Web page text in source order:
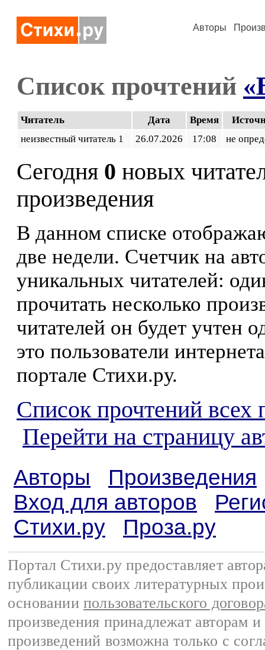
Авторы
Список прочтений
Читатель Дата Время
неизвестный читатель 1
26.07.2026 17:08 не
Сегодня 0 новых
произведения
В данном списке
две недели. Счетчик на
уникальных читателей:
прочитать несколько
читателей он будет учтен
это пользователи
портале Стихи.ру.
Список прочтений всех
Перейти на страницу
Авторы
Произведения
Вход для авторов
Стихи.ру
Проза.ру
Портал Стихи.ру предоставляет
публикации своих литературных
основании пользовательского
произведения принадлежат авторам
произведений возможна только с